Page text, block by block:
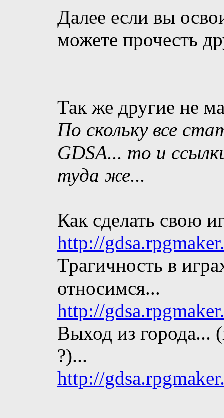
Далее если вы
можете прочесть
Так же другие не
По скольку все
GDSA... то и
туда же...
Как сделать свою
http://
Трагичность в
относимся...
http://
Выход из города...
?)...
http://